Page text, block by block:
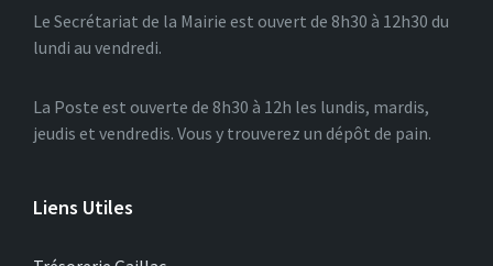
Le Secrétariat de la Mairie est ouvert de 8h30 à 12h30 du
lundi au vendredi.
La Poste est ouverte de 8h30 à 12h les lundis, mardis,
jeudis et vendredis. Vous y trouverez un dépôt de pain.
Liens Utiles